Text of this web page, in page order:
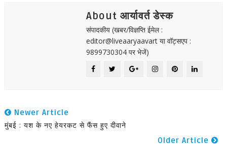
About आर्यावर्त डेस्क
संपादकीय (खबर/विज्ञप्ति ईमेल :
editor@liveaaryaavart या वॉट्सएप :
9899730304 पर भेजें)
Newer Article
मुंबई : यश के नए हेयरकट से फैंस हुए दीवाने
Older Article